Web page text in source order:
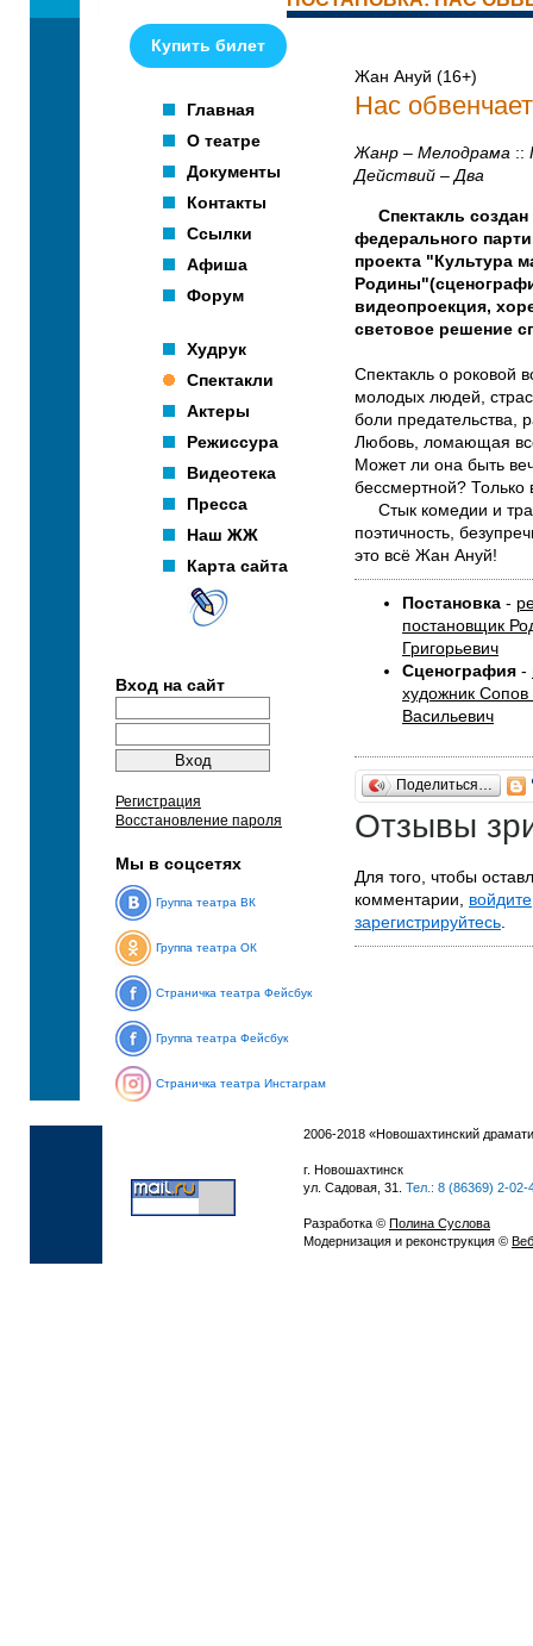
Купить билет
Главная
О театре
Документы
Контакты
Ссылки
Афиша
Форум
Худрук
Спектакли
Актеры
Режиссура
Видеотека
Пресса
Наш ЖЖ
Карта сайта
Вход на сайт
Регистрация
Восстановление пароля
Мы в соцсетях
Группа театра ВК
Группа театра ОК
Страничка театра Фейсбук
Группа театра Фейсбук
Страничка театра Инстаграм
Жан Ануй (16+)
Нас
Жанр – Мелодрама ::
Действий – Два
Спектакль
федерального
проекта "Культура
видеопроекция,
световое решение
Спектакль о роковой
молодых людей,
боли предательства,
Любовь, ломающая
Может ли она быть
бессмертной? Только
Стык комедии и
поэтичность,
это всё Жан Ануй!
Постановка -
постановщик
Григорьевич
Сценография -
художник
Васильевич
Поделиться…
Отзывы
Для того, чтобы
комментарии, войдите
зарегистрируйтесь
2006-2018 «Новошахтинский
г. Новошахтинск
ул. Садовая, 31. Тел.: 8 (86369) 2-02-
Разработка © Полина Суслова
Модернизация и реконструкция ©